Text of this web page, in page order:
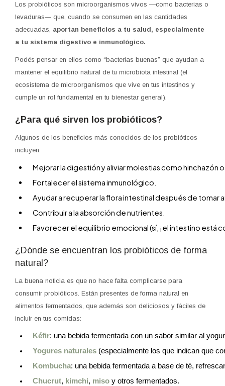
Los probióticos son microorganismos vivos —como bacterias o
levaduras— que, cuando se consumen en las cantidades
adecuadas, aportan beneficios a tu salud, especialmente
a tu sistema digestivo e inmunológico.
Podés pensar en ellos como “bacterias buenas” que ayudan a
mantener el equilibrio natural de tu microbiota intestinal (el
ecosistema de microorganismos que vive en tus intestinos y
cumple un rol fundamental en tu bienestar general).
¿Para qué sirven los probióticos?
Algunos de los beneficios más conocidos de los probióticos
incluyen:
Mejorar la digestión y aliviar molestias como hinchazón
Fortalecer el sistema inmunológico.
Ayudar a recuperar la flora intestinal después de tomar
Contribuir a la absorción de nutrientes.
Favorecer el equilibrio emocional (sí, ¡el intestino está
¿Dónde se encuentran los probióticos de forma
natural?
La buena noticia es que no hace falta complicarse para
consumir probióticos. Están presentes de forma natural en
alimentos fermentados, que además son deliciosos y fáciles de
incluir en tus comidas:
Kéfir: una bebida fermentada con un sabor similar al
Yogures naturales (especialmente los que indican que
Kombucha: una bebida fermentada a base de té,
Chucrut, kimchi, miso y otros fermentados.